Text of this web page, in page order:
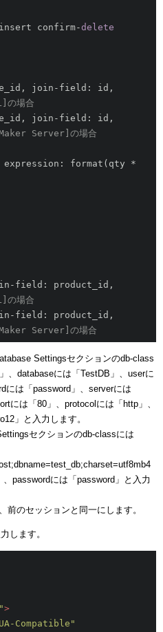
confirm-delete
の場合
Server]の場合
の場合
Server]の場合
Settingsセクションのdb-class
、databaseには「TestDB」、userに
には「password」、serverには
には「80」、protocolには「http」、
」と入力します。
セクションのdb-classには
、passwordには「password」と入力
前のセッションと同一にします。
します。
>
Compatible"